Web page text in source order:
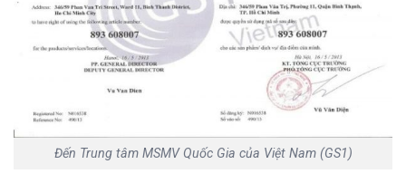
Đến Trung tâm MSMV Quốc Gia của Việt Nam (GS1)